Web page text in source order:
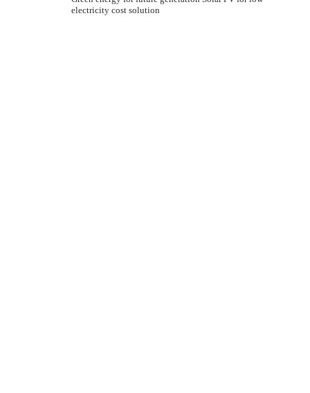
electricity cost solution